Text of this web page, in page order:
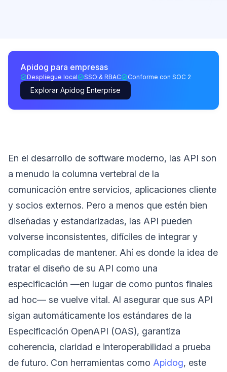
Apidog para empresas
Despliegue local SSO & RBAC Conforme con SOC 2
Explorar Apidog Enterprise
En el desarrollo de software moderno, las API son
a menudo la columna vertebral de la
comunicación entre servicios, aplicaciones cliente
y socios externos. Pero a menos que estén bien
diseñadas y estandarizadas, las API pueden
volverse inconsistentes, difíciles de integrar y
complicadas de mantener. Ahí es donde la idea de
tratar el diseño de su API como una
especificación —en lugar de como puntos finales
ad hoc— se vuelve vital. Al asegurar que sus API
sigan automáticamente los estándares de la
Especificación OpenAPI (OAS), garantiza
coherencia, claridad e interoperabilidad a prueba
de futuro. Con herramientas como Apidog, este